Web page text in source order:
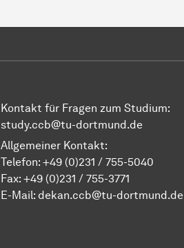
Kontakt für Fragen zum Studium:
study.ccb@tu-dortmund.de
Allgemeiner Kontakt:
Telefon: +49 (0)231 / 755-5040
Fax: +49 (0)231 / 755-3771
E-Mail: dekan.ccb@tu-dortmund.de